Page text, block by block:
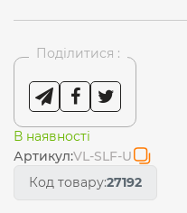
Поділитися :
В наявності
Артикул:VL-SLF-U
Код товару:27192